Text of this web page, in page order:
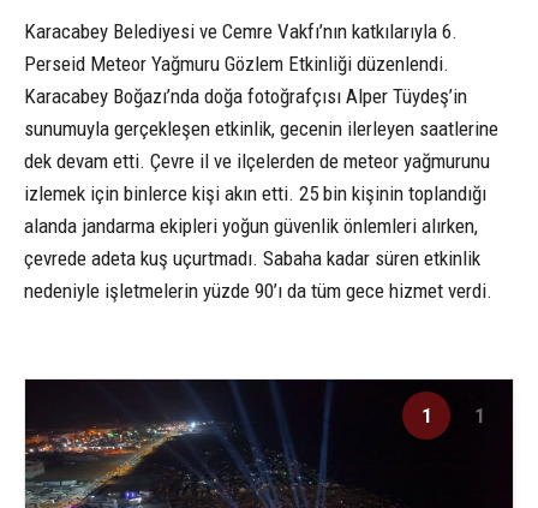
Karacabey Belediyesi ve Cemre Vakfı’nın katkılarıyla 6.
Perseid Meteor Yağmuru Gözlem Etkinliği düzenlendi.
Karacabey Boğazı’nda doğa fotoğrafçısı Alper Tüydeş’in
sunumuyla gerçekleşen etkinlik, gecenin ilerleyen saatlerine
dek devam etti. Çevre il ve ilçelerden de meteor yağmurunu
izlemek için binlerce kişi akın etti. 25 bin kişinin toplandığı
alanda jandarma ekipleri yoğun güvenlik önlemleri alırken,
çevrede adeta kuş uçurtmadı. Sabaha kadar süren etkinlik
nedeniyle işletmelerin yüzde 90’ı da tüm gece hizmet verdi.
1 1